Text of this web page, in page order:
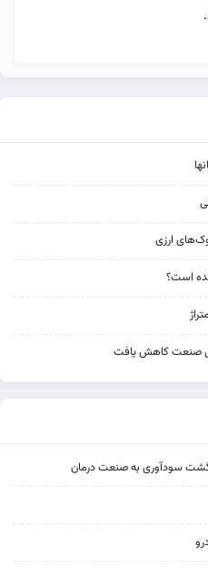
.
ارزی
صنعت کاهش یافت